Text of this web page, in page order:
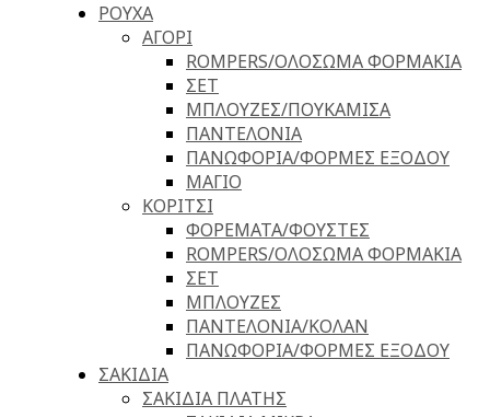
ΡΟΥΧΑ
ΑΓΟΡΙ
ROMPERS/ΟΛΟΣΩΜΑ ΦΟΡΜΑΚΙΑ
ΣΕΤ
ΜΠΛΟΥΖΕΣ/ΠΟΥΚΑΜΙΣΑ
ΠΑΝΤΕΛΟΝΙΑ
ΠΑΝΩΦΟΡΙΑ/ΦΟΡΜΕΣ ΕΞΟΔΟΥ
ΜΑΓΙΟ
ΚΟΡΙΤΣΙ
ΦΟΡΕΜΑΤΑ/ΦΟΥΣΤΕΣ
ROMPERS/ΟΛΟΣΩΜΑ ΦΟΡΜΑΚΙΑ
ΣΕΤ
ΜΠΛΟΥΖΕΣ
ΠΑΝΤΕΛΟΝΙΑ/ΚΟΛΑΝ
ΠΑΝΩΦΟΡΙΑ/ΦΟΡΜΕΣ ΕΞΟΔΟΥ
ΣΑΚΙΔΙΑ
ΣΑΚΙΔΙΑ ΠΛΑΤΗΣ